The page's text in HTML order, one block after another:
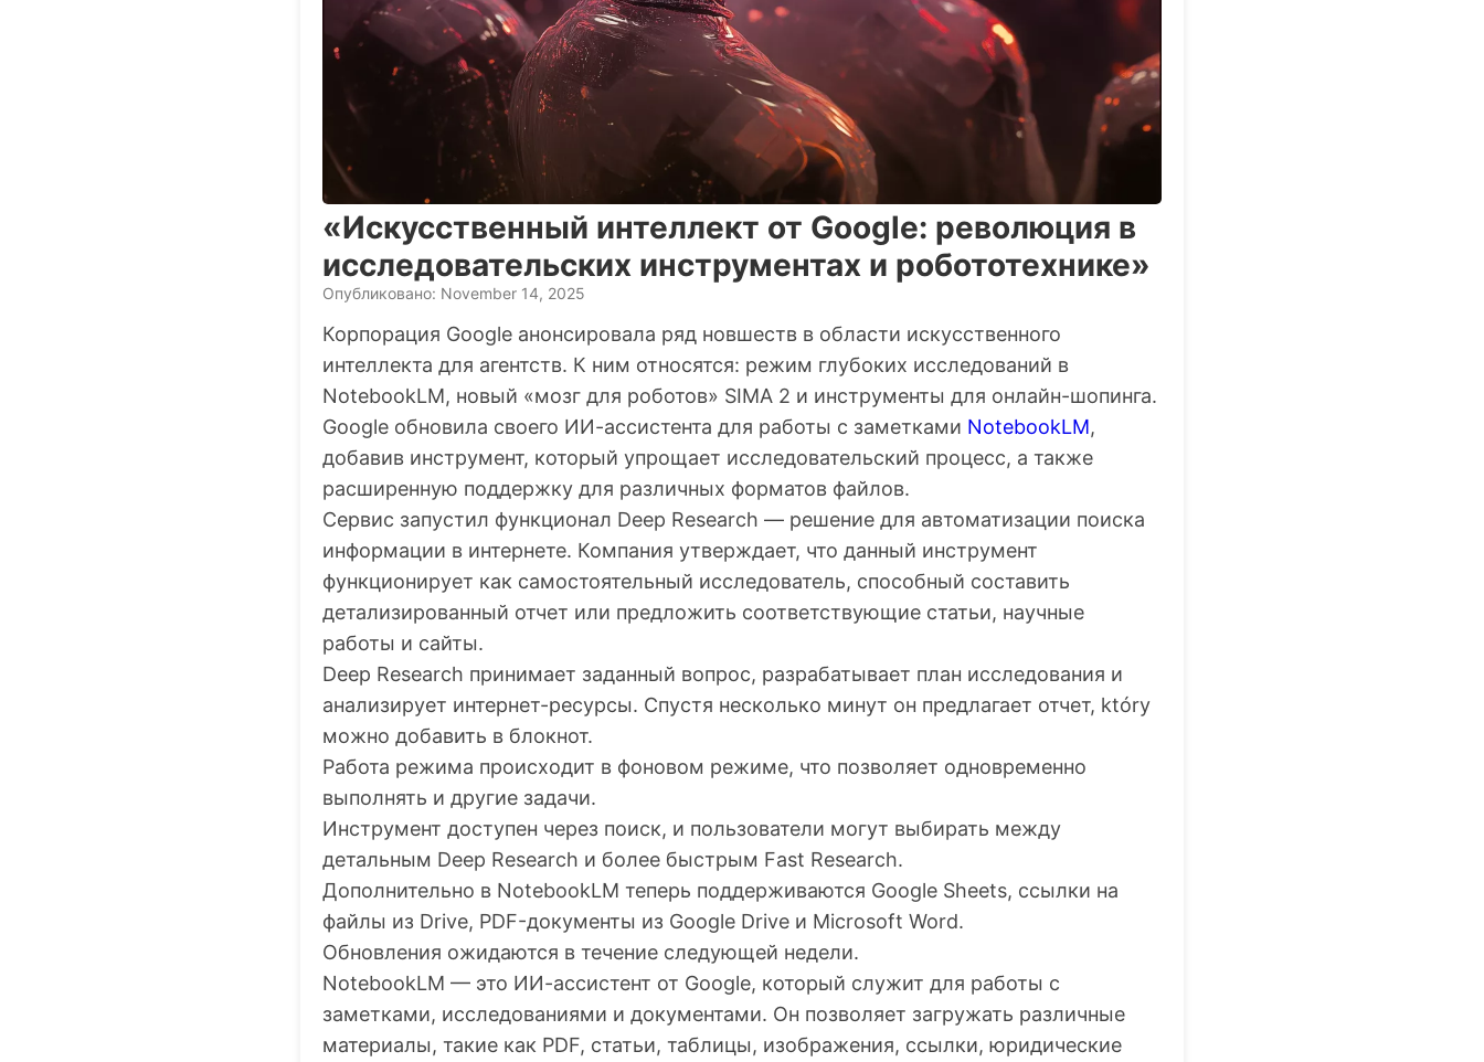
«Искусственный интеллект от Google: революция в
исследовательских инструментах и робототехнике»
Опубликовано: November 14, 2025
Корпорация Google анонсировала ряд новшеств в области искусственного
интеллекта для агентств. К ним относятся: режим глубоких исследований в
NotebookLM, новый «мозг для роботов» SIMA 2 и инструменты для онлайн-шопинга.
Google обновила своего ИИ-ассистента для работы с заметками NotebookLM,
добавив инструмент, который упрощает исследовательский процесс, а также
расширенную поддержку для различных форматов файлов.
Сервис запустил функционал Deep Research — решение для автоматизации поиска
информации в интернете. Компания утверждает, что данный инструмент
функционирует как самостоятельный исследователь, способный составить
детализированный отчет или предложить соответствующие статьи, научные
работы и сайты.
Deep Research принимает заданный вопрос, разрабатывает план исследования и
анализирует интернет-ресурсы. Спустя несколько минут он предлагает отчет, który
можно добавить в блокнот.
Работа режима происходит в фоновом режиме, что позволяет одновременно
выполнять и другие задачи.
Инструмент доступен через поиск, и пользователи могут выбирать между
детальным Deep Research и более быстрым Fast Research.
Дополнительно в NotebookLM теперь поддерживаются Google Sheets, ссылки на
файлы из Drive, PDF-документы из Google Drive и Microsoft Word.
Обновления ожидаются в течение следующей недели.
NotebookLM — это ИИ-ассистент от Google, который служит для работы с
заметками, исследованиями и документами. Он позволяет загружать различные
материалы, такие как PDF, статьи, таблицы, изображения, ссылки, юридические